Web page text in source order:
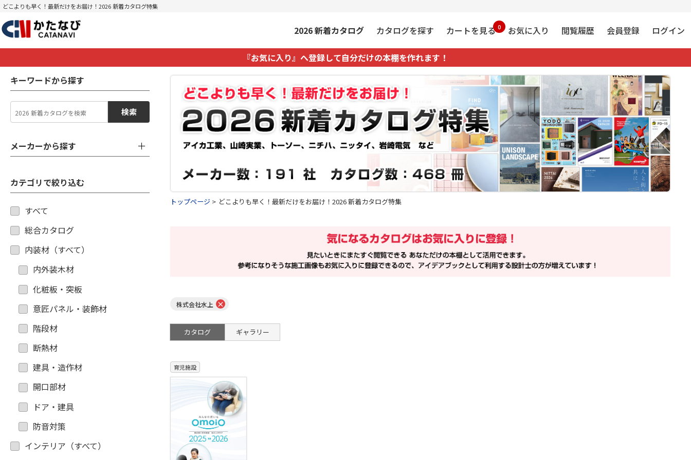
どこよりも早く！最新だけをお届け！2026 新着カタログ特集
2026新着カタログ カタログを探す カートを見る 0 お気に入り 閲覧履歴 会員登録 ログイン
キーワードから探す
検索
メーカーから探す
カテゴリで絞り込む
すべて
総合カタログ
内装材（すべて）
内外装木材
化粧板・突板
意匠パネル・装飾材
階段材
断熱材
建具・造作材
開口部材
ドア・建具
防音対策
インテリア（すべて）
トップページ どこよりも早く！最新だけをお届け！2026 新着カタログ特集
株式会社水上 ×
カタログ ギャラリー
育児施設
『お気に入り』へ登録して自分だけの本棚を作れます！